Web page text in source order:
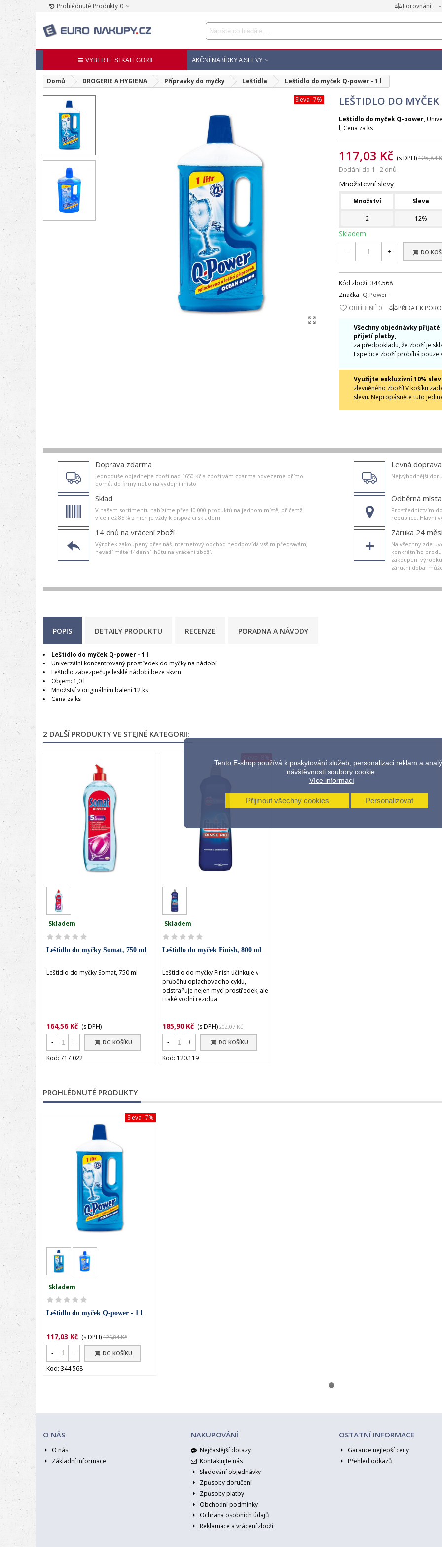
Tento E-shop používá k poskytování služeb, personalizaci reklam a
návštěvnosti soubory cookie.
Více informací
Přijmout všechny cookies Personalizovat
Prohlédnuté Produkty 0 Porovnání
VYBERTE SI KATEGORII AKČNÍ NABÍDKY A SLEVY
Domů DROGERIE A HYGIENA Přípravky do myčky Leštidla Leštidlo do myček Q-power - 1 l
Sleva -7% LEŠTIDLO DO
Leštidlo do myček Q-power,
l, Cena za ks
117,03 Kč (s DPH)125,84
Dodání do 1 - 2 dnů
Množstevní slevy
Množství Sleva
2 12%
Skladem
- + DO
Kód zboží: 344.568
Značka: Q-Power
OBLÍBENÉ 0 PŘIDAT K
Všechny objednávky přijaté
přijetí platby,
za předpokladu, že zboží je
Expedice zboží probíhá pouze
Využijte exkluzivní 10%
zlevněného zboží! V košíku
slevu. Nepropásněte tuto
Doprava zdarma
Jednoduše objednejte zboží nad 1650 Kč a zboží vám zdarma odvezeme přímo
domů, do firmy nebo na výdejní místo.
Levná
Nejvýhodnější
Sklad
V našem sortimentu nabízíme přes 10 000 produktů na jednom místě, přičemž
více než 85 % z nich je vždy k dispozici skladem.
Odběrná
Prostřednictvím
republice. Hlavní
14 dnů na vrácení zboží
Výrobek zakoupený přes náš internetový obchod neodpovídá vsšim předsavám,
nevadí máte 14denní lhůtu na vrácení zboží.
Záruka 24
Na všechny zde
konkrétního
zakoupení
záruční doba,
POPIS DETAILY PRODUKTU RECENZE PORADNA A NÁVODY
Leštidlo do myček Q-power - 1 l
Univerzální koncentrovaný prostředek do myčky na nádobí
Leštidlo zabezpečuje lesklé nádobí beze skvrn
Objem: 1,0 l
Množství v originálním balení 12 ks
Cena za ks
2 DALŠÍ PRODUKTY VE STEJNÉ KATEGORII:
Skladem
Leštidlo do myčky Somat, 750 ml
Leštidlo do myčky Somat, 750 ml
164,56 Kč (s DPH)
- + DO KOŠÍKU
Kod: 717.022
Skladem
Leštidlo do myček Finish, 800 ml
Leštidlo do myčky Finish účinkuje v
průběhu oplachovacího cyklu,
odstraňuje nejen mycí prostředek, ale
i také vodní rezidua
185,90 Kč (s DPH) 202,07 Kč
- + DO KOŠÍKU
Kod: 120.119
PROHLÉDNUTÉ PRODUKTY
Sleva -7%
PŘIDAT K POROVNÁNÍ
Skladem
Leštidlo do myček Q-power - 1 l
117,03 Kč (s DPH) 125,84 Kč
- + DO KOŠÍKU
Kod: 344.568
O NÁS
O nás
Základní informace
NAKUPOVÁNÍ
Nejčastější dotazy
Kontaktujte nás
Sledování objednávky
Způsoby doručení
Způsoby platby
Obchodní podmínky
Ochrana osobních údajů
Reklamace a vrácení zboží
OSTATNÍ INFORMACE
Garance nejlepší ceny
Přehled odkazů